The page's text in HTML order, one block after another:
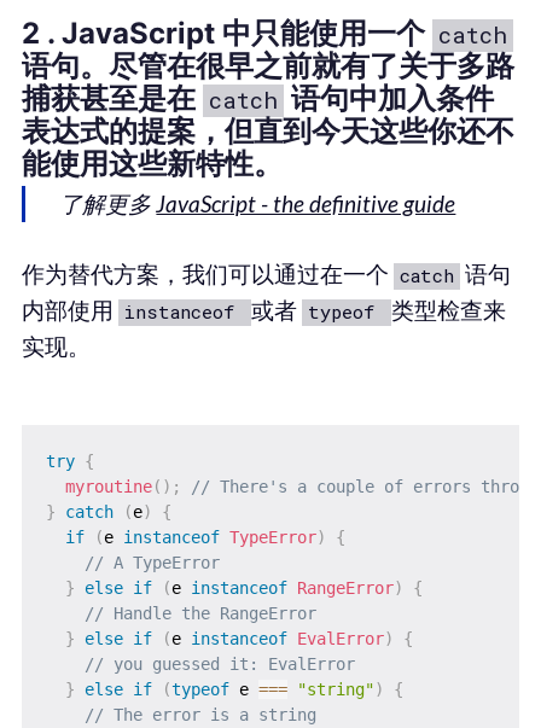
2 . JavaScript 中只能使用一个 catch
语句。尽管在很早之前就有了关于多路
捕获甚至是在 catch 语句中加入条件
表达式的提案，但直到今天这些你还不
能使用这些新特性。
了解更多JavaScript - the definitive guide
作为替代方案，我们可以通过在一个 catch 语句
内部使用 instanceof 或者 typeof
类型检查来
实现。
try {
myroutine( ) ;
// There's a couple of errors thrown
}
catch (e)
{
if
(e instanceof TypeError)
{
// A TypeError
}
else if (e instanceof RangeError)
{
// Handle the RangeError
}
else if (e instanceof EvalError)
{
// you guessed it: EvalError
}
else if (typeof e === "string")
{
// The error is a string